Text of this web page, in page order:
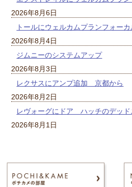
2026年8月6日
トールにウェルカムプランフォー
2026年8月4日
ジムニーのシステムアップ
2026年8月3日
レクサスにアンプ追加 京都から
2026年8月2日
レヴォーグにドア ハッチのデッ
2026年8月1日